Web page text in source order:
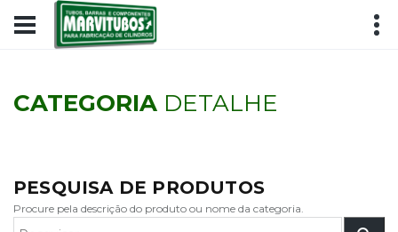
CATEGORIA DETALHE
PESQUISA DE PRODUTOS
Procure pela descrição do produto ou nome da categoria.